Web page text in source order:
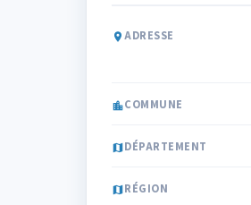
ADRESSE
COMMUNE
DÉPARTEMENT
RÉGION